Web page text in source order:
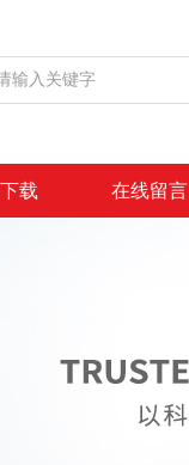
载 在线留言